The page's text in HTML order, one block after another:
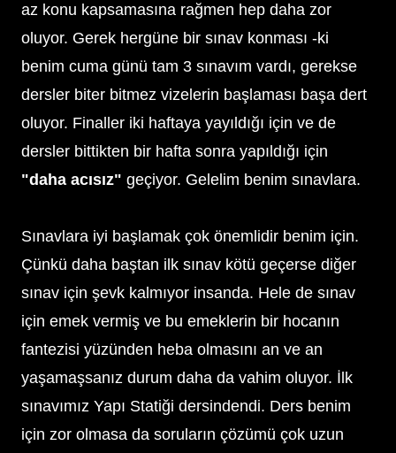
az konu kapsamasına rağmen hep daha zor
oluyor. Gerek hergüne bir sınav konması -ki
benim cuma günü tam 3 sınavım vardı, gerekse
dersler biter bitmez vizelerin başlaması başa dert
oluyor. Finaller iki haftaya yayıldığı için ve de
dersler bittikten bir hafta sonra yapıldığı için
"daha acısız" geçiyor. Gelelim benim sınavlara.
Sınavlara iyi başlamak çok önemlidir benim için.
Çünkü daha baştan ilk sınav kötü geçerse diğer
sınav için şevk kalmıyor insanda. Hele de sınav
için emek vermiş ve bu emeklerin bir hocanın
fantezisi yüzünden heba olmasını an ve an
yaşamaşsanız durum daha da vahim oluyor. İlk
sınavımız Yapı Statiği dersindendi. Ders benim
için zor olmasa da soruların çözümü çok uzun